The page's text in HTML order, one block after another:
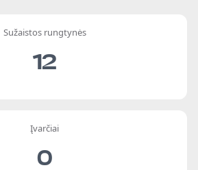
Sužaistos rungtynės
12
Įvarčiai
0